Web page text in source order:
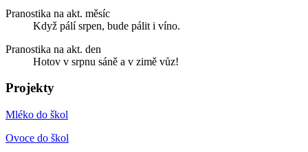
Pranostika na akt. měsíc
Když pálí srpen, bude pálit i víno.
Pranostika na akt. den
Hotov v srpnu sáně a v zimě vůz!
Projekty
Mléko do škol
Ovoce do škol